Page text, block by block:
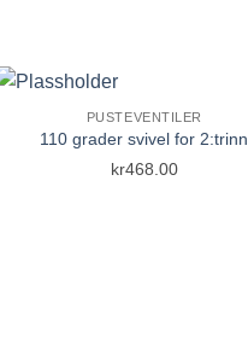
PUSTEVENTILER
110 grader svivel for 2:trinn
kr468.00